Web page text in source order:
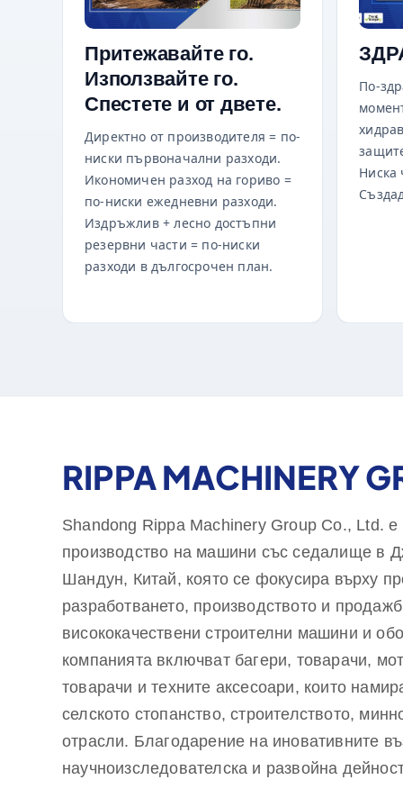
Притежавайте го.
Използвайте го.
Спестете и от двете.
Директно от производителя = по-
ниски първоначални разходи.
Икономичен разход на гориво =
по-ниски ежедневни разходи.
Издръжлив + лесно достъпни
резервни части = по-ниски
разходи в дългосрочен план.
По-
Ниска
RIPPA MACHINERY
Shandong Rippa Machinery Group Co., Ltd.
производство на машини със седалище в
Шандун, Китай, която се фокусира върху
разработването, производството и
висококачествени строителни машини и
компанията включват багери, товарачи,
товарачи и техните аксесоари, които
селското стопанство, строителството,
отрасли. Благодарение на иновативните
научноизследователска и развойна